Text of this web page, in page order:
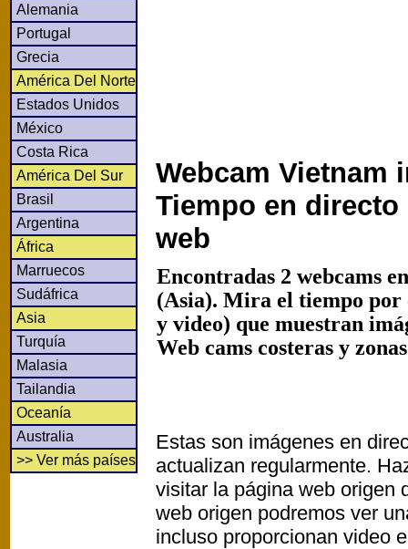
Alemania
Portugal
Grecia
América Del Norte
Estados Unidos
México
Costa Rica
América Del Sur
Brasil
Argentina
África
Marruecos
Sudáfrica
Asia
Turquía
Malasia
Tailandia
Oceanía
Australia
>> Ver más países
Webcam Vietnam
Tiempo en directo
web
Encontradas 2 webcams
(Asia). Mira el tiempo por
y video) que muestran
Web cams costeras y
Estas son imágenes en
actualizan regularmente.
visitar la página web origen
web origen podremos ver
incluso proporcionan video